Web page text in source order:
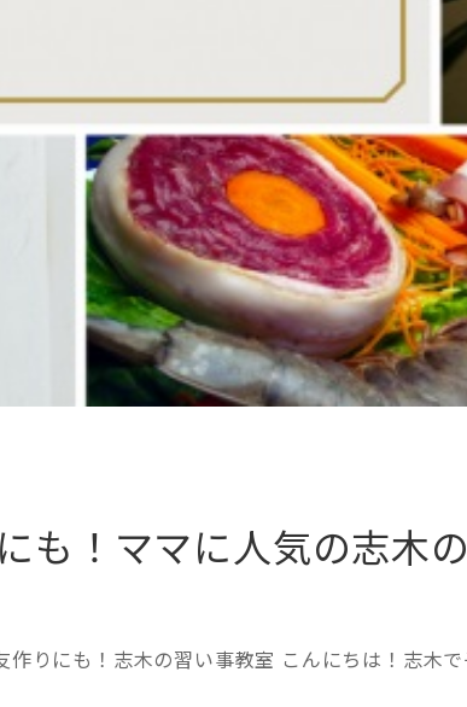
リノベ事例
ーター紹介
も！ママに人気の志木
作りにも！志木の習い事教室 こんにちは！志木